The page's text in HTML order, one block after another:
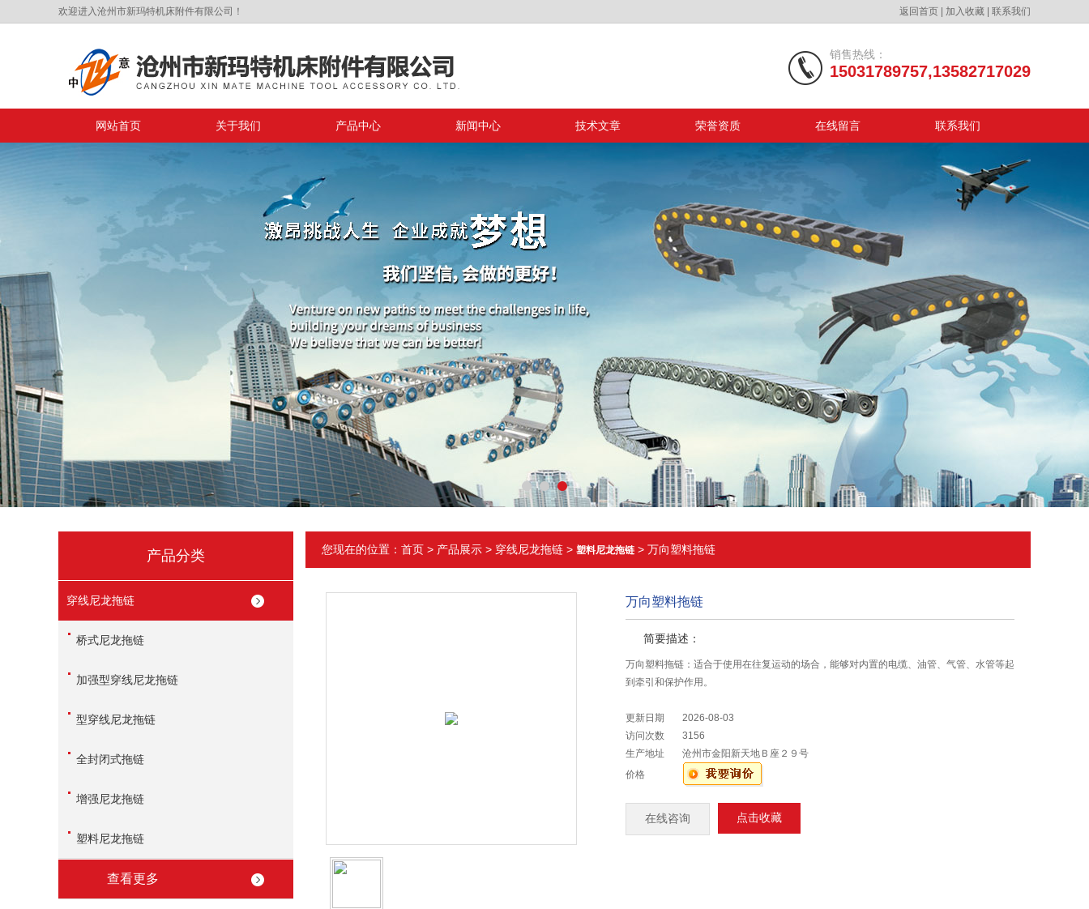
欢迎进入沧州市新玛特机床附件有限公司！ 返回首页 加入收藏 联系我们
销售热线：
15031789757,13582717029
网站首页 关于我们 产品中心 新闻中心 技术文章 荣誉资质 在线留言 联系我们
产品分类
穿线尼龙拖链
桥式尼龙拖链
加强型穿线尼龙拖链
型穿线尼龙拖链
全封闭式拖链
增强尼龙拖链
塑料尼龙拖链
查看更多
您现在的位置： 首页 > 产品展示 > 穿线尼龙拖链 > 塑料尼龙拖链 > 万向塑料拖链
万向塑料拖链
简要描述：
万向塑料拖链：适合于使用在往复运动的场合，能够对内置的电缆、油管、气管、水管等起
到牵引和保护作用。
更新日期
2026-08-03
访问次数
3156
生产地址
沧州市金阳新天地Ｂ座２９号
价格
在线咨询 点击收藏